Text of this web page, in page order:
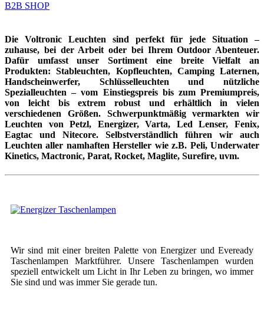
B2B SHOP
Die Voltronic Leuchten sind perfekt für jede Situation –
zuhause, bei der Arbeit oder bei Ihrem Outdoor Abenteuer.
Dafür umfasst unser Sortiment eine breite Vielfalt an
Produkten: Stableuchten, Kopfleuchten, Camping Laternen,
Handscheinwerfer, Schlüsselleuchten und nützliche
Spezialleuchten – vom Einstiegspreis bis zum Premiumpreis,
von leicht bis extrem robust und erhältlich in vielen
verschiedenen Größen. Schwerpunktmäßig vermarkten wir
Leuchten von Petzl, Energizer, Varta, Led Lenser, Fenix,
Eagtac und Nitecore. Selbstverständlich führen wir auch
Leuchten aller namhaften Hersteller wie z.B. Peli, Underwater
Kinetics, Mactronic, Parat, Rocket, Maglite, Surefire, uvm.
Wir sind mit einer breiten Palette von Energizer und Eveready
Taschenlampen Marktführer. Unsere Taschenlampen wurden
speziell entwickelt um Licht in Ihr Leben zu bringen, wo immer
Sie sind und was immer Sie gerade tun.